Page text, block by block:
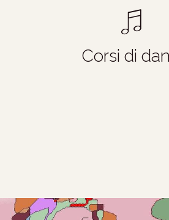
Corsi di